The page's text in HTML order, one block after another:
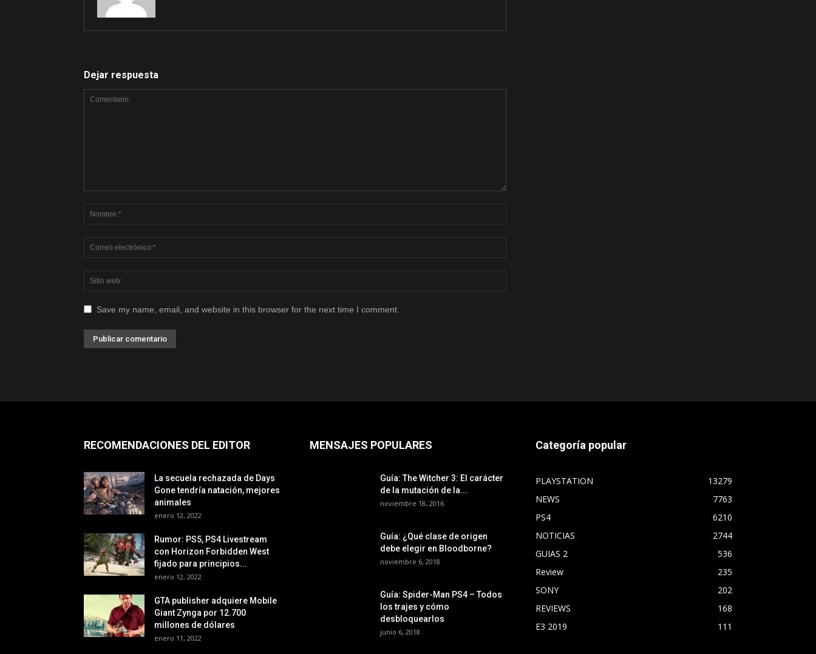
Dejar respuesta
Save my name, email, and website in this browser for the next time I comment.
RECOMENDACIONES DEL EDITOR
La secuela rechazada de Days
Gone tendría natación, mejores
animales
enero 12, 2022
Rumor: PS5, PS4 Livestream
con Horizon Forbidden West
fijado para principios...
enero 12, 2022
GTA publisher adquiere Mobile
Giant Zynga por 12.700
millones de dólares
enero 11, 2022
MENSAJES POPULARES
Guía: The Witcher 3: El carácter
de la mutación de la...
noviembre 18, 2016
Guía: ¿Qué clase de origen
debe elegir en Bloodborne?
noviembre 6, 2018
Guía: Spider-Man PS4 – Todos
los trajes y cómo
desbloquearlos
junio 6, 2018
Categoría popular
PLAYSTATION
13279
NEWS
7763
PS4
6210
NOTICIAS
2744
GUIAS 2
536
Review
235
SONY
202
REVIEWS
168
E3 2019
111